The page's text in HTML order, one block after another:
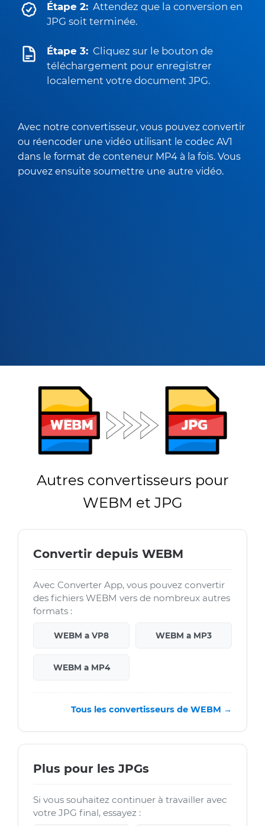
Étape 2: Attendez que la conversion en
JPG soit terminée.
Étape 3: Cliquez sur le bouton de
téléchargement pour enregistrer
localement votre document JPG.
Avec notre convertisseur, vous pouvez convertir
ou réencoder une vidéo utilisant le codec AV1
dans le format de conteneur MP4 à la fois. Vous
pouvez ensuite soumettre une autre vidéo.
Autres convertisseurs pour
WEBM et JPG
Convertir depuis WEBM
Avec Converter App, vous pouvez convertir
des fichiers WEBM vers de nombreux autres
formats :
WEBM a VP8 WEBM a MP3
WEBM a MP4
Tous les convertisseurs de WEBM →
Plus pour les JPGs
Si vous souhaitez continuer à travailler avec
votre JPG final, essayez :